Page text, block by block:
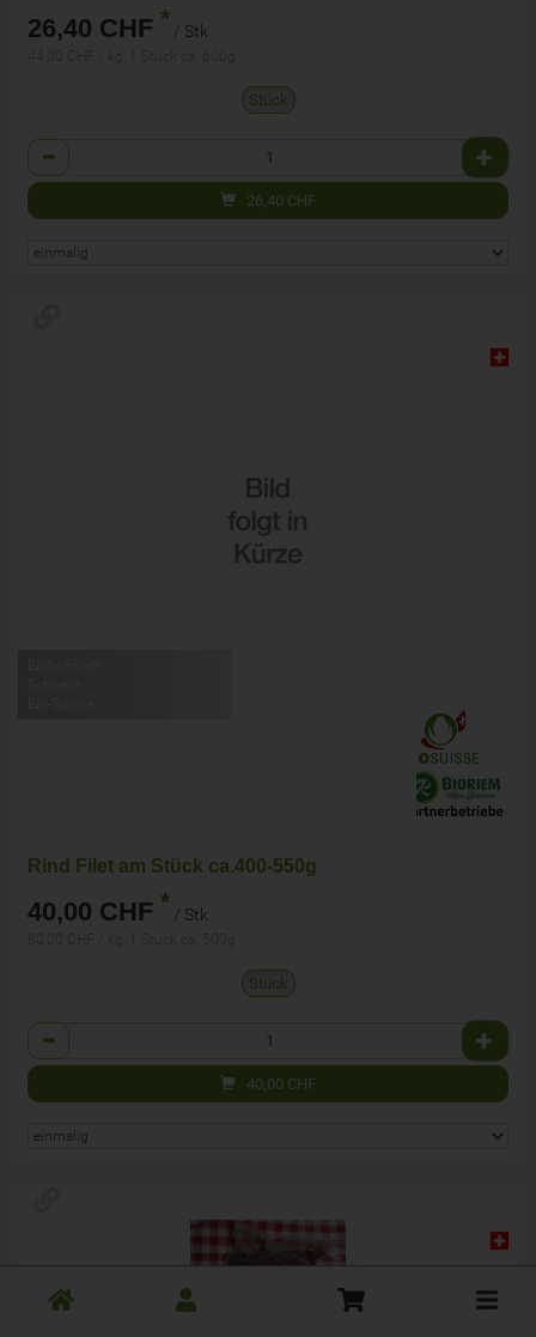
26,40 CHF * / Stk
Stück
Anzahl
26,40 CHF
Rind Filet am Stück ca.400-550g
40,00 CHF * / Stk
Stück
Anzahl
40,00 CHF
Toggle